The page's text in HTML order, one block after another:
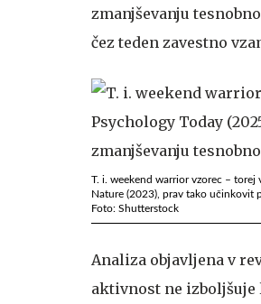
zmanjševanju
čez teden zavestno
T. i. weekend warrior vzorec –
Nature (2023), prav tako učinkovit
Foto: Shutterstock
Analiza objavljena v
aktivnost ne izboljšuje